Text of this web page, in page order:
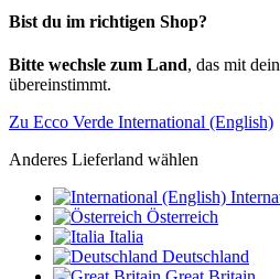
Bist du im richtigen Shop?
Bitte wechsle zum Land, das mit
übereinstimmt.
Zu Ecco Verde International (English)
Anderes Lieferland wählen
Österreich
Italia
Deutschland